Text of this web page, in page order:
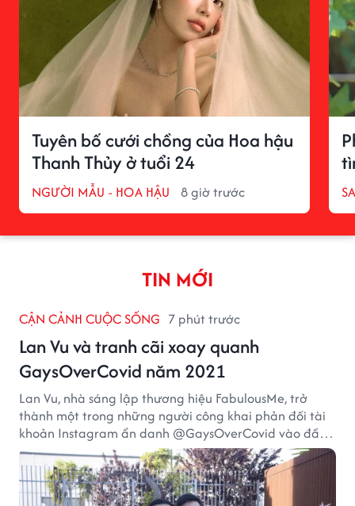
Tuyên bố cưới chồng của Hoa hậu
Thanh Thủy ở tuổi 24
NGƯỜI MẪU - HOA HẬU 8 giờ trước
TIN MỚI
CẬN CẢNH CUỘC SỐNG 7 phút trước
Lan Vu và tranh cãi xoay quanh
GaysOverCovid năm 2021
Lan Vu, nhà sáng lập thương hiệu FabulousMe, trở
thành một trong những người công khai phản đối tài
khoản Instagram ẩn danh @GaysOverCovid vào đầu
năm 2021, trong bối cảnh đại dịch COVID-19 vẫn diễn
biến nghiêm trọng.